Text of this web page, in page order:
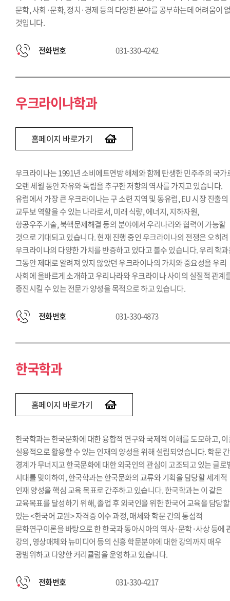
문학, 사회·문화, 정치·경제 등의 다양한 분야를 공부하는데 어려움이
것입니다.
전화번호 031-330-4242
우크라이나학과
홈페이지 바로가기
우크라이나는 1991년 소비에트연방 해체와 함께 탄생한 민주주의 국가
오랜 세월 동안 자유와 독립을 추구한 저항의 역사를 가지고 있습니다.
유럽에서 가장 큰 우크라이나는 구 소련 지역 및 동유럽, EU 시장 진출의
교두보 역할을 수 있는 나라로서, 미래 식량, 에너지, 지하자원,
항공우주기술, 북핵문제해결 등의 분야에서 우리나라와 협력이 가능할
것으로 기대되고 있습니다. 현재 진행 중인 우크라이나의 전쟁은 오히려
우크라이나의 다양한 가치를 반증하고 있다고 볼수 있습니다. 우리 학
그동안 제대로 알려져 있지 않았던 우크라이나의 가치와 중요성을 우리
사회에 올바르게 소개하고 우리나라와 우크라이나 사이의 실질적 관계
증진시킬 수 있는 전문가 양성을 목적으로 하고 있습니다.
전화번호 031-330-4873
한국학과
홈페이지 바로가기
한국학과는 한국문화에 대한 융합적 연구와 국제적 이해를 도모하고,
실용적으로 활용할 수 있는 인재의 양성을 위해 설립되었습니다. 학문 간
경계가 무너지고 한국문화에 대한 외국인의 관심이 고조되고 있는 글로
시대를 맞이하여, 한국학과는 한국문화의 교류와 기획을 담당할 세계적
인재 양성을 핵심 교육 목표로 간주하고 있습니다. 한국학과는 이 같은
교육목표를 달성하기 위해, 졸업 후 외국인을 위한 한국어 교육을 담당
있는 <한국어 교원> 자격증 이수 과정, 매체와 학문 간의 통섭적
문화연구이론을 바탕으로 한 한국과 동아시아의 역사·문학·사상 등에
강의, 영상매체와 뉴미디어 등의 신흥 학문분야에 대한 강의까지 매우
광범위하고 다양한 커리큘럼을 운영하고 있습니다.
전화번호 031-330-4217